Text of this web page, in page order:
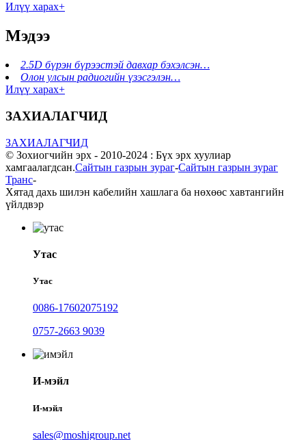
Илүү харах+
Мэдээ
2.5D бүрэн бүрээстэй давхар бэхэлсэн…
Олон улсын радиогийн үзэсгэлэн…
Илүү харах+
ЗАХИАЛАГЧИД
ЗАХИАЛАГЧИД
© Зохиогчийн эрх - 2010-2024 : Бүх эрх хуулиар
хамгаалагдсан.Сайтын газрын зураг-Сайтын газрын зураг
Транс-
Хятад дахь шилэн кабелийн хашлага ба нөхөөс хавтангийн
үйлдвэр
Утас
Утас
0086-17602075192
0757-2663 9039
И-мэйл
И-мэйл
sales@moshigroup.net